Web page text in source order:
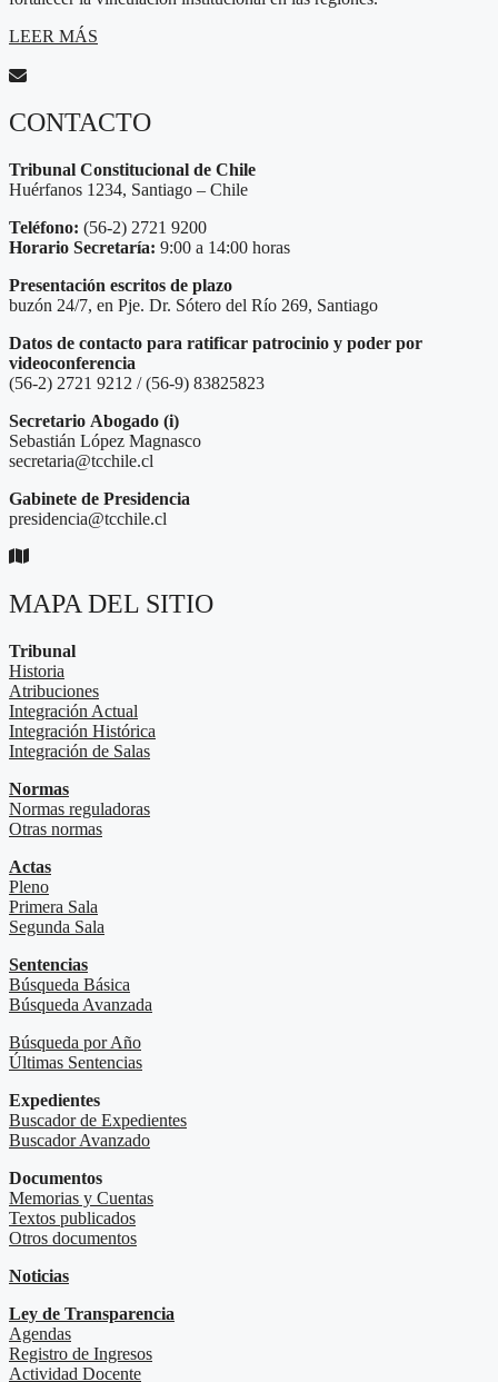
LEER MÁS
CONTACTO
Tribunal Constitucional de Chile
Huérfanos 1234, Santiago – Chile
Teléfono: (56-2) 2721 9200
Horario Secretaría: 9:00 a 14:00 horas
Presentación escritos de plazo
buzón 24/7, en Pje. Dr. Sótero del Río 269, Santiago
Datos de contacto para ratificar patrocinio y poder por
videoconferencia
(56-2) 2721 9212 / (56-9) 83825823
Secretario Abogado (i)
Sebastián López Magnasco
secretaria@tcchile.cl
Gabinete de Presidencia
presidencia@tcchile.cl
MAPA DEL SITIO
Tribunal
Historia
Atribuciones
Integración Actual
Integración Histórica
Integración de Salas
Normas
Normas reguladoras
Otras normas
Actas
Pleno
Primera Sala
Segunda Sala
Sentencias
Búsqueda Básica
Búsqueda Avanzada
Búsqueda por Año
Últimas Sentencias
Expedientes
Buscador de Expedientes
Buscador Avanzado
Documentos
Memorias y Cuentas
Textos publicados
Otros documentos
Noticias
Ley de Transparencia
Agendas
Registro de Ingresos
Actividad Docente